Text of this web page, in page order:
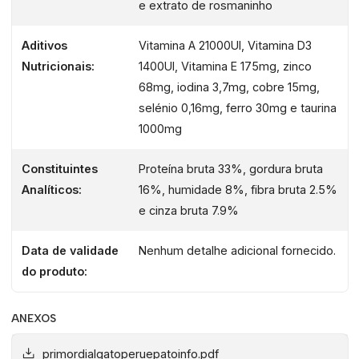
Fórmula hipoalergénica: minimiza reações
alérgicas.
Rica em nutrientes:
inclui vitaminas, minerais e
ácidos gordos ómega‑3 para pele e pelagem
frescos torna a refeição mais apetecível.
Outras vantagens
peru, salmão e atum para atender diferentes
preferências.
naturais apoiam a resposta imunológica.
equilibram a flora intestinal.
e extrato de rosmaninho
Aditivos
Nutricionais:
Vitamina A 21000UI, Vitamina D3
1400UI, Vitamina E 175mg, zinco
68mg, iodina 3,7mg, cobre 15mg,
selénio 0,16mg, ferro 30mg e taurina
1000mg
Constituintes
Analíticos:
Proteína bruta 33%, gordura bruta
16%, humidade 8%, fibra bruta 2.5%
e cinza bruta 7.9%
Data de validade
do produto:
Nenhum detalhe adicional fornecido.
ANEXOS
primordialgatoperuepatoinfo.pdf